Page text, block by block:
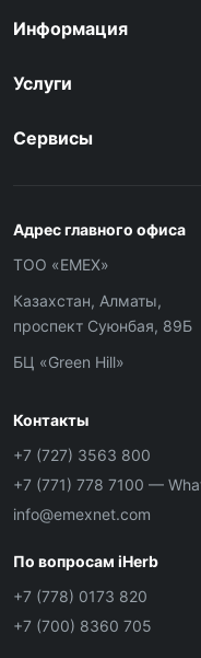
Информация
Услуги
Сервисы
Адрес главного офиса
ТОО «ЕМЕХ»
Казахстан, Алматы,
проспект Суюнбая, 89Б
БЦ «Green Hill»
Контакты
+7 (727) 3563 800
+7 (771) 778 7100 —
info@emexnet.com
По вопросам iHerb
+7 (778) 0173 820
+7 (700) 8360 705